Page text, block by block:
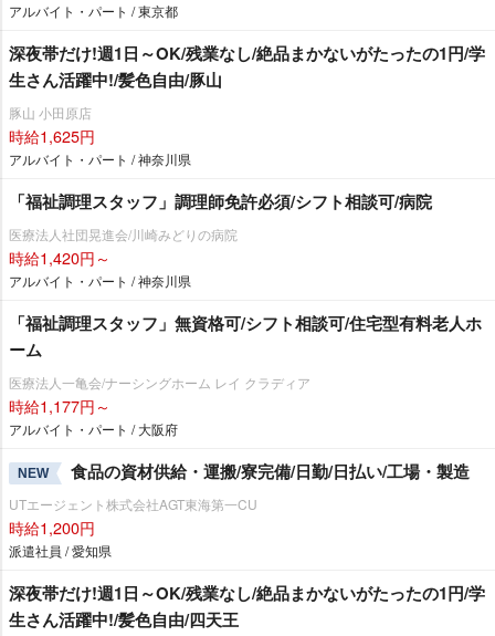
アルバイト・パート / 東京都
深夜帯だけ!週1日～OK/残業なし/絶品まかないがたったの1円/学
生さん活躍中!/髪色自由/豚山
豚山 小田原店
時給1,625円
アルバイト・パート / 神奈川県
「福祉調理スタッフ」調理師免許必須/シフト相談可/病院
医療法人社団晃進会/川崎みどりの病院
時給1,420円～
アルバイト・パート / 神奈川県
「福祉調理スタッフ」無資格可/シフト相談可/住宅型有料老人ホ
ーム
医療法人一亀会/ナーシングホーム レイ クラディア
時給1,177円～
アルバイト・パート / 大阪府
NEW 食品の資材供給・運搬/寮完備/日勤/日払い/工場・製造
UTエージェント株式会社AGT東海第一CU
時給1,200円
派遣社員 / 愛知県
深夜帯だけ!週1日～OK/残業なし/絶品まかないがたったの1円/学
生さん活躍中!/髪色自由/四天王